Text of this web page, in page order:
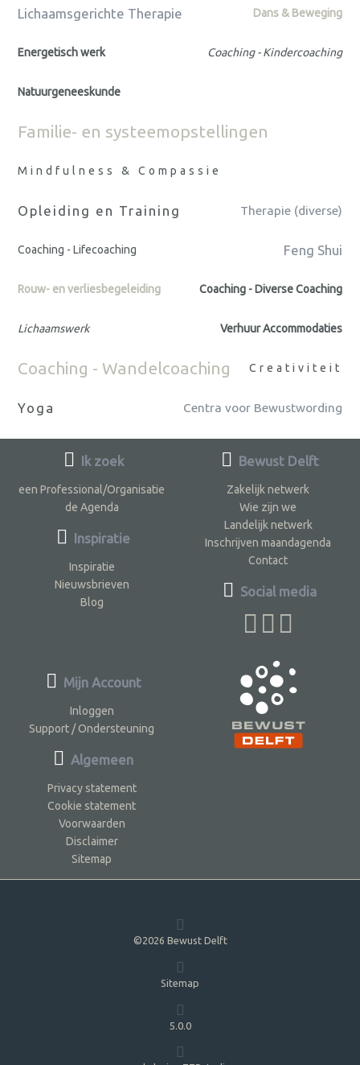
Lichaamsgerichte Therapie Dans & Beweging
Energetisch werk Coaching - Kindercoaching
Natuurgeneeskunde
Familie- en systeemopstellingen
Mindfulness & Compassie
Opleiding en Training Therapie (diverse)
Coaching - Lifecoaching Feng Shui
Rouw- en verliesbegeleiding Coaching - Diverse Coaching
Lichaamswerk Verhuur Accommodaties
Coaching - Wandelcoaching Creativiteit
Yoga Centra voor Bewustwording
Ik zoek
een Professional/Organisatie
de Agenda
Inspiratie
Inspiratie
Nieuwsbrieven
Blog
Bewust Delft
Zakelijk netwerk
Wie zijn we
Landelijk netwerk
Inschrijven maandagenda
Contact
Social media
Mijn Account
Inloggen
Support / Ondersteuning
Algemeen
Privacy statement
Cookie statement
Voorwaarden
Disclaimer
Sitemap
©2026 Bewust Delft
Sitemap
5.0.0